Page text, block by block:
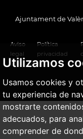
Utilizamos
Usamos cookies y
tu experiencia de
mostrarte
adecuados, para
comprender de
Ajuntament de
Aviso
legal
Política
privacidad